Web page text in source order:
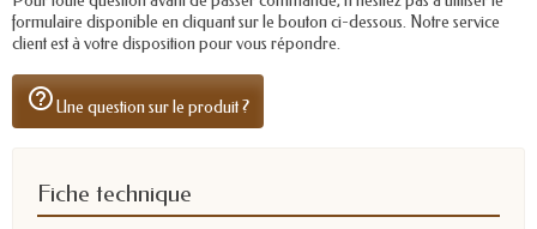
formulaire disponible en cliquant sur le bouton ci-dessous. Notre service
client est à votre disposition pour vous répondre.
help_outlineUne question sur le produit ?
Fiche technique